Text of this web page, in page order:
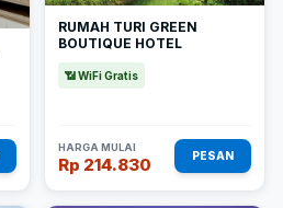
RUMAH TURI GREEN
BOUTIQUE HOTEL
📶 WiFi Gratis
HARGA MULAI
Rp 214.830 PESAN